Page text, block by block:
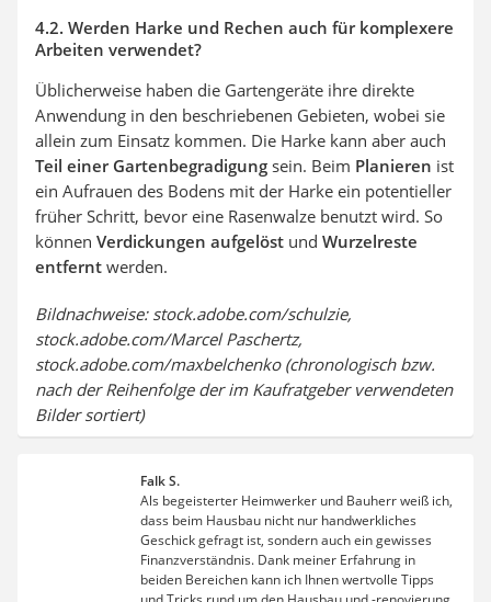
4.2. Werden Harke und Rechen auch für komplexere
Arbeiten verwendet?
Üblicherweise haben die Gartengeräte ihre direkte
Anwendung in den beschriebenen Gebieten, wobei sie
allein zum Einsatz kommen. Die Harke kann aber auch
Teil einer Gartenbegradigung sein. Beim Planieren ist
ein Aufrauen des Bodens mit der Harke ein potentieller
früher Schritt, bevor eine Rasenwalze benutzt wird. So
können Verdickungen aufgelöst und Wurzelreste
entfernt werden.
Bildnachweise: stock.adobe.com/schulzie,
stock.adobe.com/Marcel Paschertz,
stock.adobe.com/maxbelchenko (chronologisch bzw.
nach der Reihenfolge der im Kaufratgeber verwendeten
Bilder sortiert)
Falk S.
Als begeisterter Heimwerker und Bauherr weiß ich,
dass beim Hausbau nicht nur handwerkliches
Geschick gefragt ist, sondern auch ein gewisses
Finanzverständnis. Dank meiner Erfahrung in
beiden Bereichen kann ich Ihnen wertvolle Tipps